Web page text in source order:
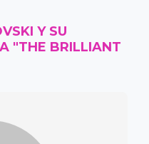
Y SU
"THE BRILLIANT